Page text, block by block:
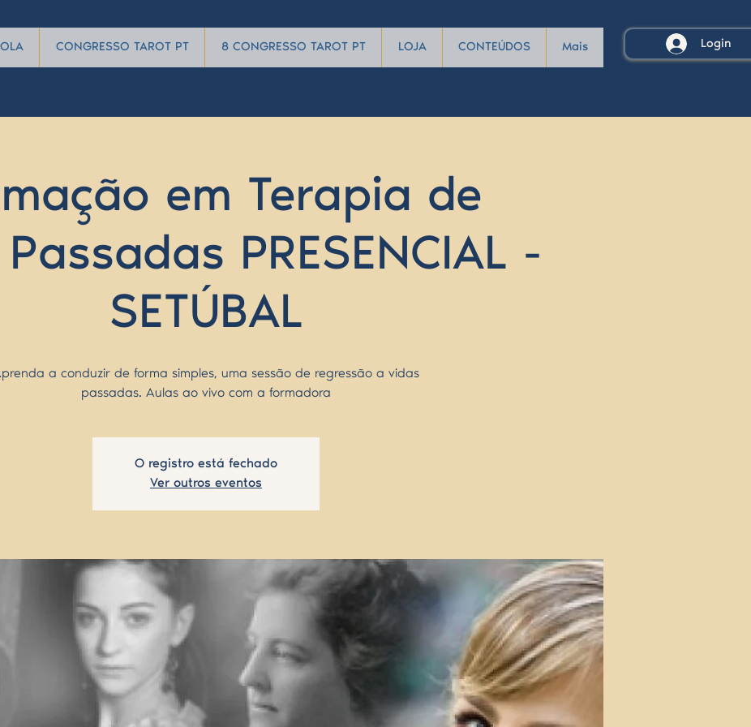
CONGRESSO TAROT PT 8 CONGRESSO TAROT PT LOJA CONTEÚDOS Mais Login
em Terapia de
PRESENCIAL -
SETÚBAL
a conduzir de forma simples, uma sessão de regressão a vidas
passadas. Aulas ao vivo com a formadora
O registro está fechado
Ver outros eventos